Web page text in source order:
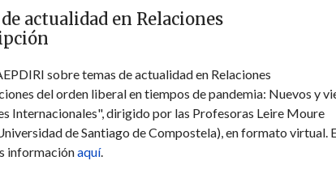
actualidad en Relaciones
sobre temas de actualidad en Relaciones
del orden liberal en tiempos de pandemia: Nuevos y
Internacionales", dirigido por las Profesoras Leire Moure
de Santiago de Compostela), en formato virtual.
informaciónaquí.